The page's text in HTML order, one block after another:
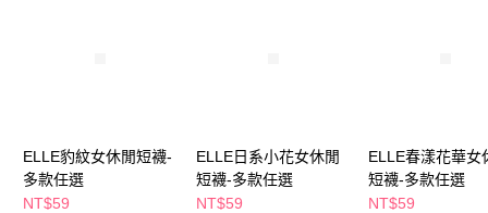
ELLE豹紋女休閒短襪-
多款任選
NT$59
ELLE日系小花女休閒
短襪-多款任選
NT$59
ELLE春漾花華女
短襪-多款任選
NT$59